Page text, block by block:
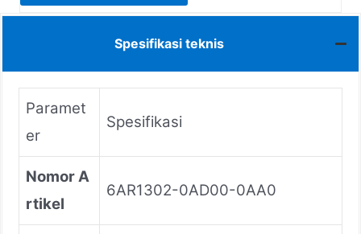
Spesifikasi teknis
Paramet
er
Spesifikasi
Nomor A
rtikel
6AR1302-0AD00-0AA0